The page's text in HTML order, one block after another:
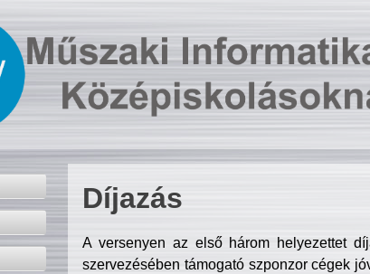
Díjazás
A versenyen az első három helyezettet
szervezésében támogató szponzor cégek